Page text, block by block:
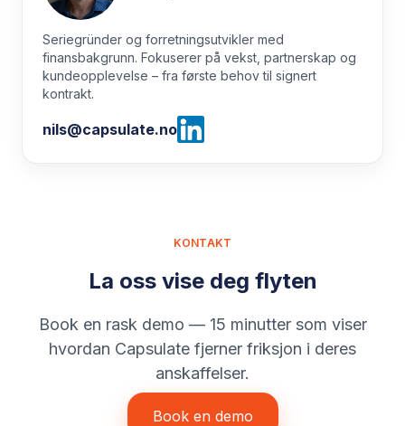
Seriegründer og forretningsutvikler med
finansbakgrunn. Fokuserer på vekst, partnerskap og
kundeopplevelse – fra første behov til signert
kontrakt.
nils@capsulate.no
KONTAKT
La oss vise deg flyten
Book en rask demo — 15 minutter som viser
hvordan Capsulate fjerner friksjon i deres
anskaffelser.
Book en demo